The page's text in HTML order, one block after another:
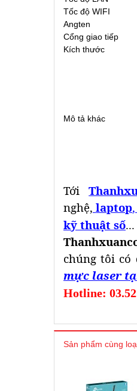
Tốc độ WIFI
Angten
Cổng giao tiếp
Kích thước
Mô tả khác
Tới
nghệ, laptop,
kỹ thuật số
chúng tôi có
mực laser
Hotline:
Sản phẩm cùng